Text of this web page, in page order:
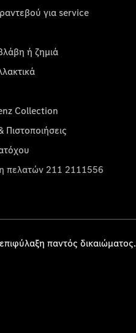
για service
ή ζημιά
Collection
Πιστοποιήσεις
πελατών 211 2111556
παντός δικαιώματος.